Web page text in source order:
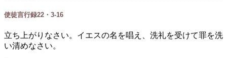
使徒言行録22・3-16
立ち上がりなさい。イエスの名を唱え、洗礼を受けて罪を洗
い清めなさい。